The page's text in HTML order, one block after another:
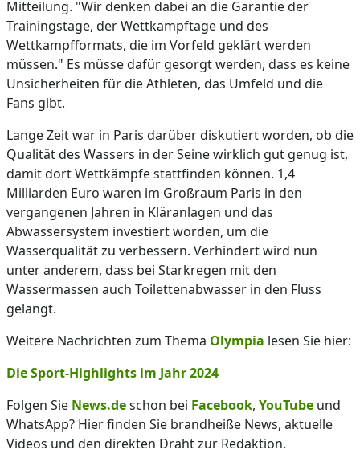
Mitteilung. "Wir denken dabei an die Garantie der
Trainingstage, der Wettkampftage und des
Wettkampfformats, die im Vorfeld geklärt werden
müssen." Es müsse dafür gesorgt werden, dass es keine
Unsicherheiten für die Athleten, das Umfeld und die
Fans gibt.
Lange Zeit war in Paris darüber diskutiert worden, ob die
Qualität des Wassers in der Seine wirklich gut genug ist,
damit dort Wettkämpfe stattfinden können. 1,4
Milliarden Euro waren im Großraum Paris in den
vergangenen Jahren in Kläranlagen und das
Abwassersystem investiert worden, um die
Wasserqualität zu verbessern. Verhindert wird nun
unter anderem, dass bei Starkregen mit den
Wassermassen auch Toilettenabwasser in den Fluss
gelangt.
Weitere Nachrichten zum Thema Olympia lesen Sie hier:
Die Sport-Highlights im Jahr 2024
Folgen Sie News.deschon bei Facebook, YouTube und
WhatsApp? Hier finden Sie brandheiße News, aktuelle
Videos und den direkten Draht zur Redaktion.